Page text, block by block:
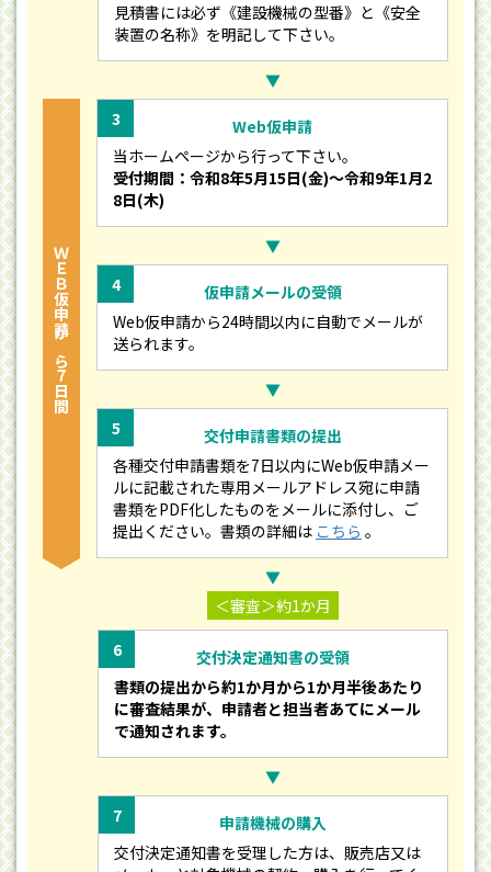
見積書には必ず《建設機械の型番》と《安全
装置の名称》を明記して下さい。
▼
ＷＥＢ仮申請から７日間
3
Web仮申請
当ホームページから行って下さい。
受付期間：令和8年5月15日(金)～令和9年1月2
8日(木)
▼
4
仮申請メールの受領
Web仮申請から24時間以内に自動でメールが
送られます。
▼
5
交付申請書類の提出
各種交付申請書類を7日以内にWeb仮申請メー
ルに記載された専用メールアドレス宛に申請
書類をPDF化したものをメールに添付し、ご
提出ください。書類の詳細は こちら 。
▼
＜審査＞約1か月
6
交付決定通知書の受領
書類の提出から約1か月から1か月半後あたり
に審査結果が、申請者と担当者あてにメール
で通知されます。
▼
7
申請機械の購入
交付決定通知書を受理した方は、販売店又は